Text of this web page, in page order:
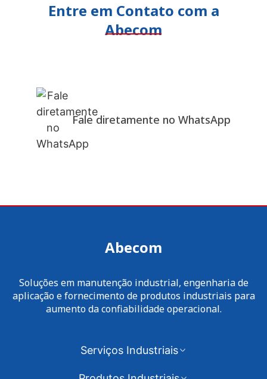
Entre em Contato com a
Abecom
Fale diretamente no WhatsApp
Abecom
Soluções em manutenção industrial, engenharia de
aplicação e fornecimento de produtos industriais para
aumento da confiabilidade operacional.
Serviços Industriais